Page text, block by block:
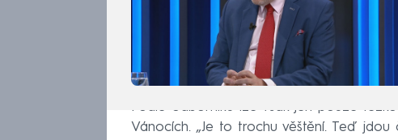
Podle odborníků lze však jen pouze
Vánocích. „Je to trochu věštění. Teď